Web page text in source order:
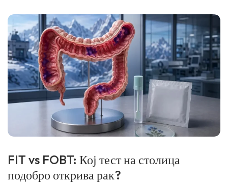
Објавено: 26 јуни 2026 🩺 Медицински прегледано: 26
јуни 2026 […]
FIT vs FOBT: Кој тест на столица
подобро открива рак?